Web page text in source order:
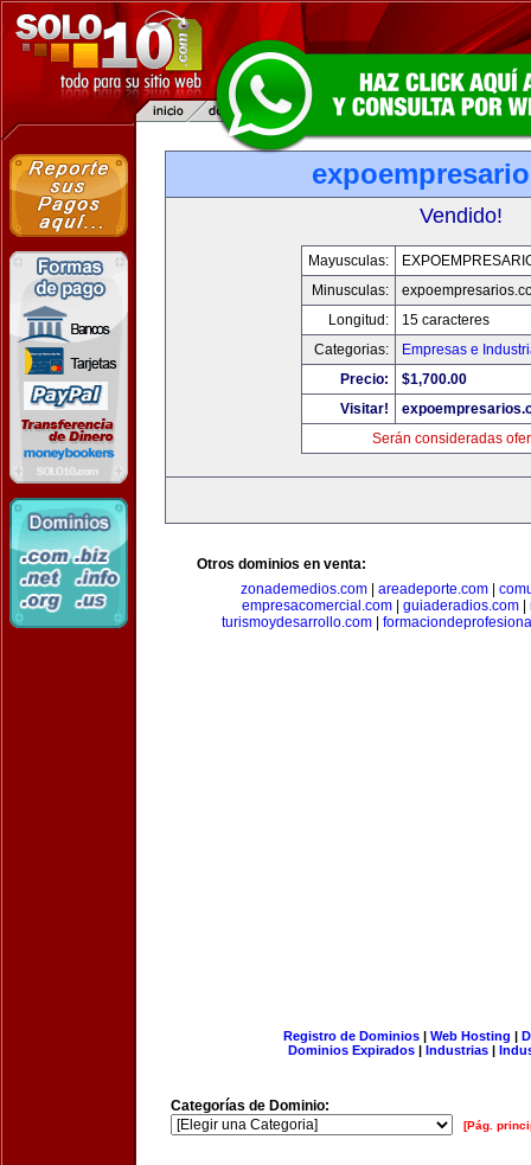
Vendido!
Mayusculas:
Minusculas:
Longitud:
15 caracteres
Categorias:
Empresas e
Precio:
$1,700.00
Visitar!
Serán consideradas
Otros dominios en venta:
zonademedios.com| areadeporte.com|
empresacomercial.com| guiaderadios.com|
turismoydesarrollo.com|
Registro de Dominios| Web Hosting |
Dominios Expirados | Industrias |
Categorías de Dominio:
[Pág.